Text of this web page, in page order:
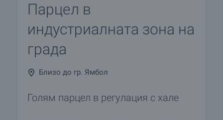
Парцел в
индустриалната зона на
града
Близо до гр. Ямбол
Голям парцел в регулация с хале